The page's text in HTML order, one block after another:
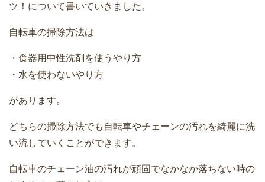
ツ！について書いていきました。
自転車の掃除方法は
・食器用中性洗剤を使うやり方
・水を使わないやり方
があります。
どちらの掃除方法でも自転車やチェーンの汚れを綺麗に洗
い流していくことができます。
自転車のチェーン油の汚れが頑固でなかなか落ちない時の